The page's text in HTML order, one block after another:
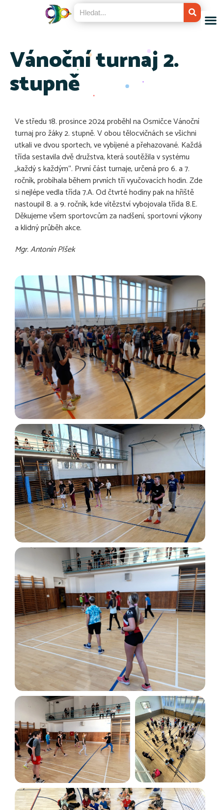
Vánoční turnaj 2.
stupně
Ve středu 18. prosince 2024 proběhl na Osmičce Vánoční
turnaj pro žáky 2. stupně. V obou tělocvičnách se všichni
utkali ve dvou sportech, ve vybíjené a přehazované. Každá
třída sestavila dvě družstva, která soutěžila v systému
„každý s každým“. První část turnaje, určená pro 6. a 7.
ročník, probíhala během prvních tří vyučovacích hodin. Zde
si nejlépe vedla třída 7.A. Od čtvrté hodiny pak na hřiště
nastoupil 8. a 9. ročník, kde vítězství vybojovala třída 8.E.
Děkujeme všem sportovcům za nadšení, sportovní výkony
a klidný průběh akce.
Mgr. Antonín Plšek